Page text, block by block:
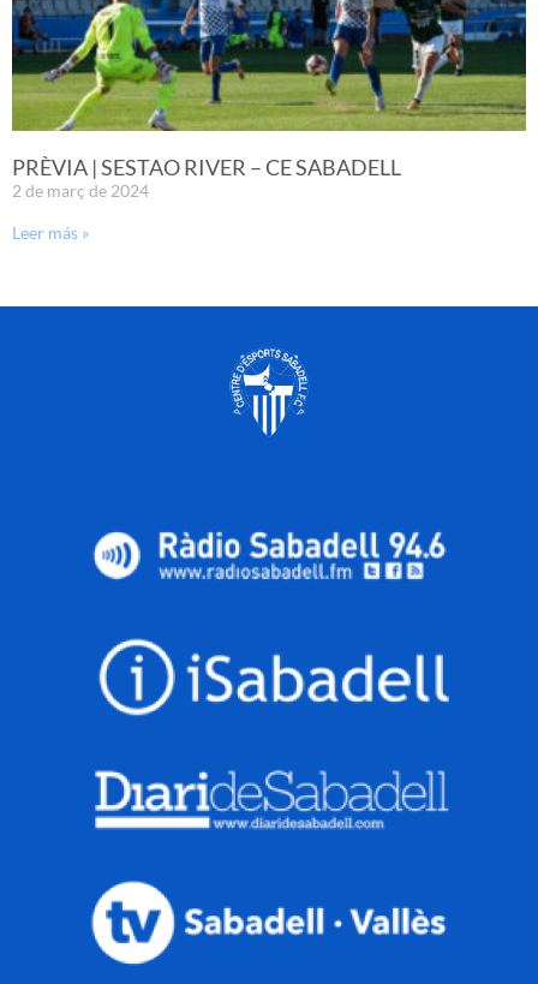
PRÈVIA | SESTAO RIVER – CE SABADELL
2 de març de 2024
Leer más »